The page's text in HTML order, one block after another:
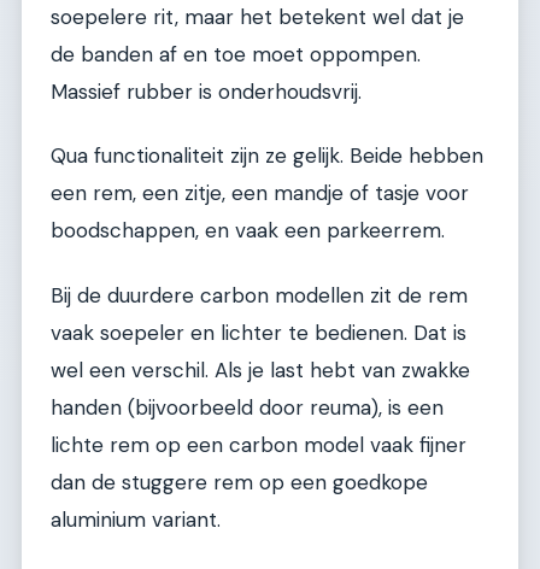
soepelere rit, maar het betekent wel dat je
de banden af en toe moet oppompen.
Massief rubber is onderhoudsvrij.
Qua functionaliteit zijn ze gelijk. Beide hebben
een rem, een zitje, een mandje of tasje voor
boodschappen, en vaak een parkeerrem.
Bij de duurdere carbon modellen zit de rem
vaak soepeler en lichter te bedienen. Dat is
wel een verschil. Als je last hebt van zwakke
handen (bijvoorbeeld door reuma), is een
lichte rem op een carbon model vaak fijner
dan de stuggere rem op een goedkope
aluminium variant.